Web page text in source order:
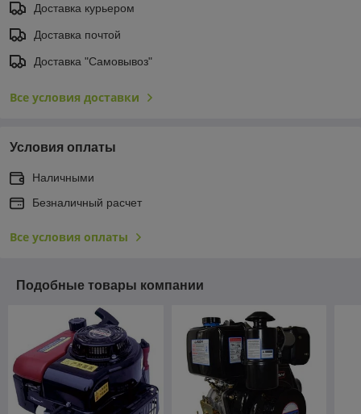
Доставка курьером
Доставка почтой
Доставка "Самовывоз"
Все условия доставки
Условия оплаты
Наличными
Безналичный расчет
Все условия оплаты
Подобные товары компании